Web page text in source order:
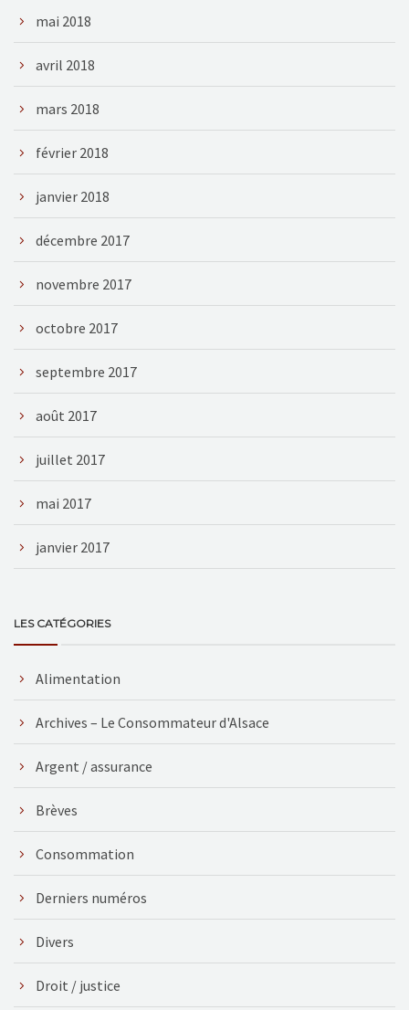
mai 2018
avril 2018
mars 2018
février 2018
janvier 2018
décembre 2017
novembre 2017
octobre 2017
septembre 2017
août 2017
juillet 2017
mai 2017
janvier 2017
LES CATÉGORIES
Alimentation
Archives – Le Consommateur d'Alsace
Argent / assurance
Brèves
Consommation
Derniers numéros
Divers
Droit / justice